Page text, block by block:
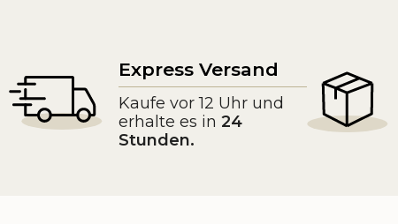
Express Versand
Kaufe vor 12 Uhr und
erhalte es in 24
Stunden.